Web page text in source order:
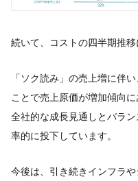
続いて、コストの四半期推移
「ソク読み」の売上増に伴
ことで売上原価が増加傾向
全社的な成長見通しとバラ
率的に投下しています。
今後は、引き続きインフラ